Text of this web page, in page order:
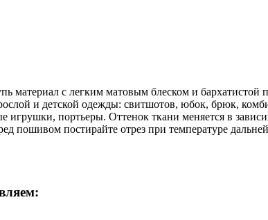
материал с легким матовым блеском и
и детской одежды: свитшотов, юбок, брюк,
игрушки, портьеры. Оттенок ткани меняется в
пошивом постирайте отрез при температуре